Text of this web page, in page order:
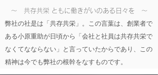
​～ 共存共栄 ともに働きがいのある日々を ～
弊社の社是は「共存共栄」。この言葉は、創業者で
ある小原重助が日頃から「会社と社員は共存共栄で
なくてなならない」と言っていたからであり、この
精神は今でも弊社の根幹をなすものです。